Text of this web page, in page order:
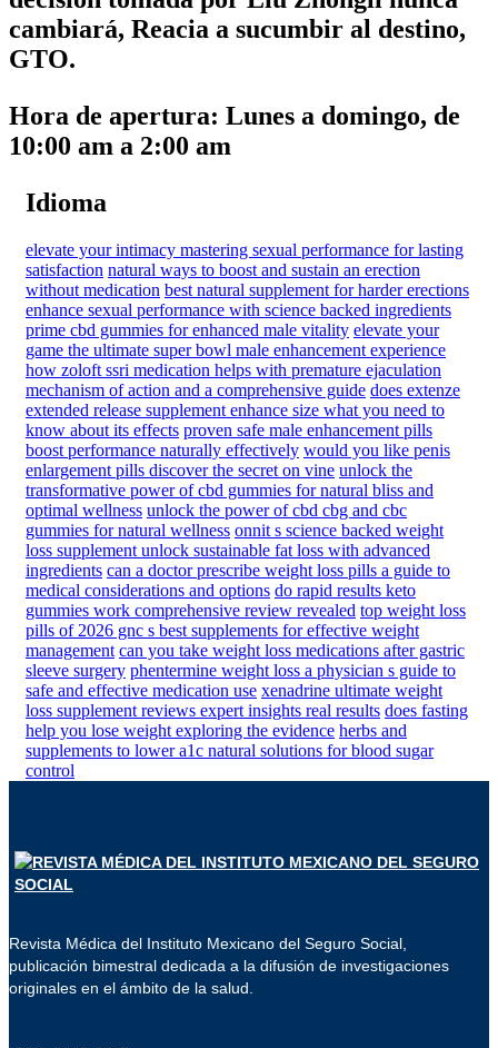
cambiará, Reacia a sucumbir al destino,
GTO.
Hora de apertura: Lunes a domingo, de
10:00 am a 2:00 am
Idioma
elevate your intimacy mastering sexual performance for lasting
satisfaction natural ways to boost and sustain an erection
without medication best natural supplement for harder erections
enhance sexual performance with science backed ingredients
prime cbd gummies for enhanced male vitality elevate your
game the ultimate super bowl male enhancement experience
how zoloft ssri medication helps with premature ejaculation
mechanism of action and a comprehensive guide does extenze
extended release supplement enhance size what you need to
know about its effects proven safe male enhancement pills
boost performance naturally effectively would you like penis
enlargement pills discover the secret on vine unlock the
transformative power of cbd gummies for natural bliss and
optimal wellness unlock the power of cbd cbg and cbc
gummies for natural wellness onnit s science backed weight
loss supplement unlock sustainable fat loss with advanced
ingredients can a doctor prescribe weight loss pills a guide to
medical considerations and options do rapid results keto
gummies work comprehensive review revealed top weight loss
pills of 2026 gnc s best supplements for effective weight
management can you take weight loss medications after gastric
sleeve surgery phentermine weight loss a physician s guide to
safe and effective medication use xenadrine ultimate weight
loss supplement reviews expert insights real results does fasting
help you lose weight exploring the evidence herbs and
supplements to lower a1c natural solutions for blood sugar
control
Revista Médica del Instituto Mexicano del Seguro Social,
publicación bimestral dedicada a la difusión de investigaciones
originales en el ámbito de la salud.